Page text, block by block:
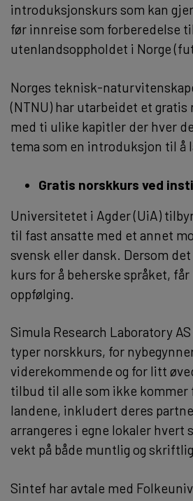
introduksjonskurs som kan
før innreise som forberedelse til
utenlandsoppholdet i Norge
Norges teknisk-
(NTNU) har utarbeidet et
med ti ulike kapitler der hver
tema som en introduksjon til å
Gratis norskkurs ved
Universitetet i Agder (UiA)
til fast ansatte med et annet
svensk eller dansk. Dersom
kurs for å beherske språket,
oppfølging.
Simula Research Laboratory
typer norskkurs, for
viderekommende og for litt
tilbud til alle som ikke kommer
landene, inkludert deres
arrangeres i egne lokaler hvert
vekt på både muntlig og
Sintef har avtale med